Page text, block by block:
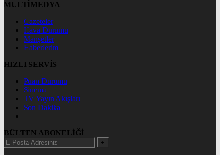
MULTİMEDYA
Gazeteler
Hava Durumu
Manşetler
Haberlerim
HIZLI SERVİS
Puan Durumu
Sinema
TV Yayın Akışları
Son Dakika
BÜLTEN ABONELİĞİ
+